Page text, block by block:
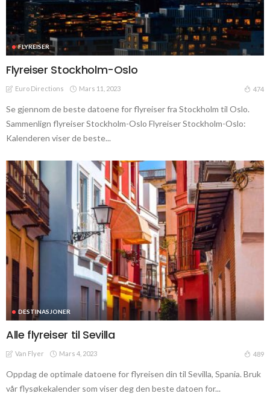
FLYREISER
Flyreiser Stockholm-Oslo
Euro Directions Mars 11, 2023 474
Se gjennom de beste datoene for flyreiser fra Stockholm til Oslo.
Sammenlign flyreiser Stockholm-Oslo Flyreiser Stockholm-Oslo:
Kalenderen viser de beste...
DESTINASJONER
Alle flyreiser til Sevilla
Van Flyer Mars 4, 2023 489
Oppdag de optimale datoene for flyreisen din til Sevilla, Spania. Bruk
vår flysøkekalender som viser deg den beste datoen for...